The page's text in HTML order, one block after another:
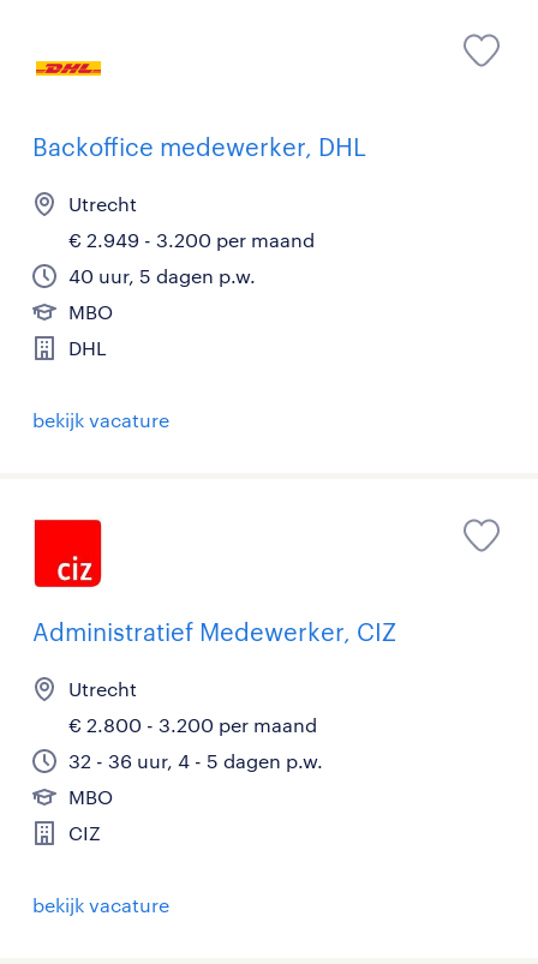
Backoffice medewerker, DHL
Utrecht
€ 2.949 - 3.200 per maand
40 uur, 5 dagen p.w.
MBO
DHL
bekijk vacature
Administratief Medewerker, CIZ
Utrecht
€ 2.800 - 3.200 per maand
32 - 36 uur, 4 - 5 dagen p.w.
MBO
CIZ
bekijk vacature